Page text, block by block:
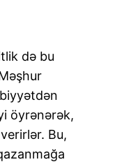
də bu
öyrənərək,
Bu,